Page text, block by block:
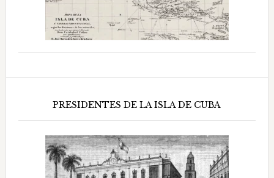
PRESIDENTES DE LA ISLA DE CUBA